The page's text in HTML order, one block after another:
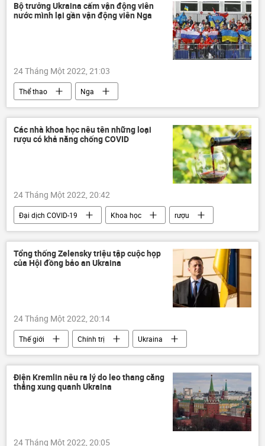
Bộ trưởng Ukraina cấm vận động viên
nước mình lại gần vận động viên Nga
24 Tháng Một 2022, 21:03
Thể thao
Nga
Thế vận hội Olympic 2022
Ukraina
vận động viên thể
Các nhà khoa học nêu tên những loại
rượu có khả năng chống COVID
24 Tháng Một 2022, 20:42
Đại dịch COVID-19 Khoa học rượu
Tổng thống Zelensky triệu tập cuộc họp
của Hội đồng bảo an Ukraina
24 Tháng Một 2022, 20:14
Thế giới Chính trị
Ukraina
Vladimir Zelensky
Điện Kremlin nêu ra lý do leo thang căng
thẳng xung quanh Ukraina
24 Tháng Một 2022, 20:05